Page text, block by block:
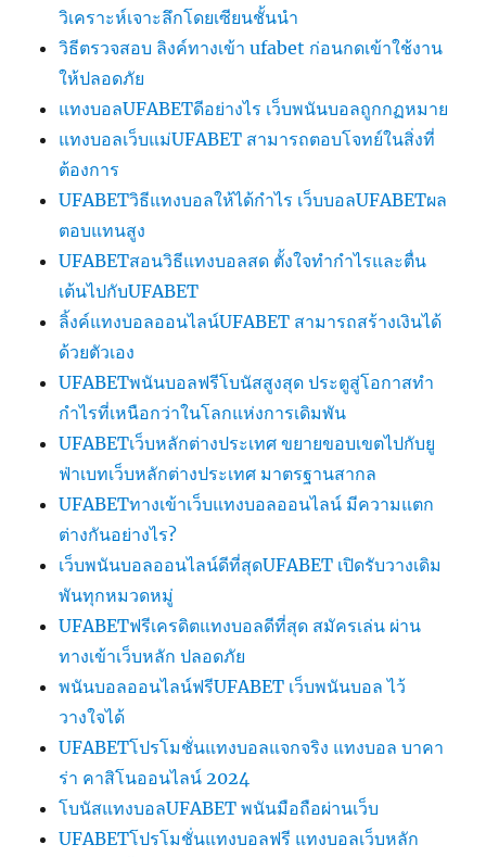
วิเคราะห์เจาะลึกโดยเซียนชั้นนำ
วิธีตรวจสอบ ลิงค์ทางเข้า ufabet ก่อนกดเข้าใช้งาน
ให้ปลอดภัย
แทงบอลUFABETดีอย่างไร เว็บพนันบอลถูกกฏหมาย
แทงบอลเว็บแม่UFABET สามารถตอบโจทย์ในสิ่งที่
ต้องการ
UFABETวิธีแทงบอลให้ได้กำไร เว็บบอลUFABETผล
ตอบแทนสูง
UFABETสอนวิธีแทงบอลสด ตั้งใจทำกำไรและตื่น
เต้นไปกับUFABET
ลิ้งค์แทงบอลออนไลน์UFABET สามารถสร้างเงินได้
ด้วยตัวเอง
UFABETพนันบอลฟรีโบนัสสูงสุด ประตูสู่โอกาสทำ
กำไรที่เหนือกว่าในโลกแห่งการเดิมพัน
UFABETเว็บหลักต่างประเทศ ขยายขอบเขตไปกับยู
ฟ่าเบทเว็บหลักต่างประเทศ มาตรฐานสากล
UFABETทางเข้าเว็บแทงบอลออนไลน์ มีความแตก
ต่างกันอย่างไร?
เว็บพนันบอลออนไลน์ดีที่สุดUFABET เปิดรับวางเดิม
พันทุกหมวดหมู่
UFABETฟรีเครดิตแทงบอลดีที่สุด สมัครเล่น ผ่าน
ทางเข้าเว็บหลัก ปลอดภัย
พนันบอลออนไลน์ฟรีUFABET เว็บพนันบอล ไว้
วางใจได้
UFABETโปรโมชั่นแทงบอลแจกจริง แทงบอล บาคา
ร่า คาสิโนออนไลน์ 2024
โบนัสแทงบอลUFABET พนันมือถือผ่านเว็บ
UFABETโปรโมชั่นแทงบอลฟรี แทงบอลเว็บหลัก